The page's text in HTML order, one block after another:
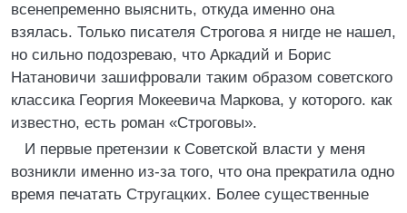
всенепременно выяснить, откуда именно она
взялась. Только писателя Строгова я нигде не нашел,
но сильно подозреваю, что Аркадий и Борис
Натановичи зашифровали таким образом советского
классика Георгия Мокеевича Маркова, у которого. как
известно, есть роман «Строговы».
И первые претензии к Советской власти у меня
возникли именно из-за того, что она прекратила одно
время печатать Стругацких. Более существенные